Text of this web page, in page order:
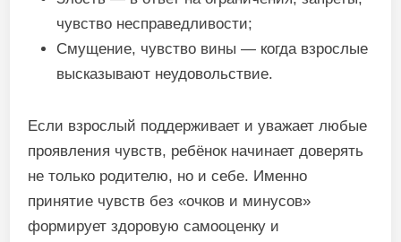
чувство несправедливости;
Смущение, чувство вины — когда взрослые
высказывают неудовольствие.
Если взрослый поддерживает и уважает любые
проявления чувств, ребёнок начинает доверять
не только родителю, но и себе. Именно
принятие чувств без «очков и минусов»
формирует здоровую самооценку и